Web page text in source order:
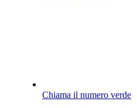
Chiama il numero verde